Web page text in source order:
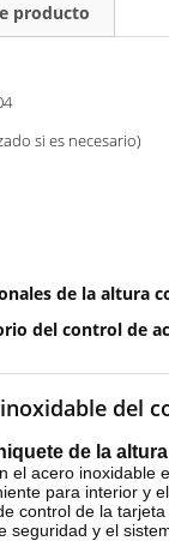
producto
si es necesario)
de la altura
del control de
del
de la altura
el acero
para interior y
control de la
seguridad y el